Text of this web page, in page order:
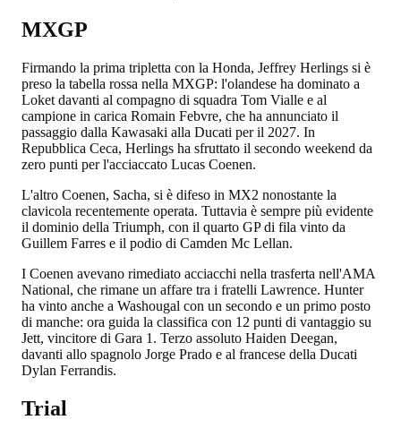
MXGP
Firmando la prima tripletta con la Honda, Jeffrey Herlings si è
preso la tabella rossa nella MXGP: l'olandese ha dominato a
Loket davanti al compagno di squadra Tom Vialle e al
campione in carica Romain Febvre, che ha annunciato il
passaggio dalla Kawasaki alla Ducati per il 2027. In
Repubblica Ceca, Herlings ha sfruttato il secondo weekend da
zero punti per l'acciaccato Lucas Coenen.
L'altro Coenen, Sacha, si è difeso in MX2 nonostante la
clavicola recentemente operata. Tuttavia è sempre più evidente
il dominio della Triumph, con il quarto GP di fila vinto da
Guillem Farres e il podio di Camden Mc Lellan.
I Coenen avevano rimediato acciacchi nella trasferta nell'AMA
National, che rimane un affare tra i fratelli Lawrence. Hunter
ha vinto anche a Washougal con un secondo e un primo posto
di manche: ora guida la classifica con 12 punti di vantaggio su
Jett, vincitore di Gara 1. Terzo assoluto Haiden Deegan,
davanti allo spagnolo Jorge Prado e al francese della Ducati
Dylan Ferrandis.
Trial